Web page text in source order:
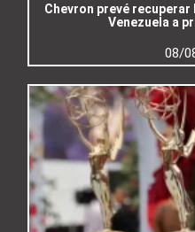
Chevron prevé
Venezuela a
08/